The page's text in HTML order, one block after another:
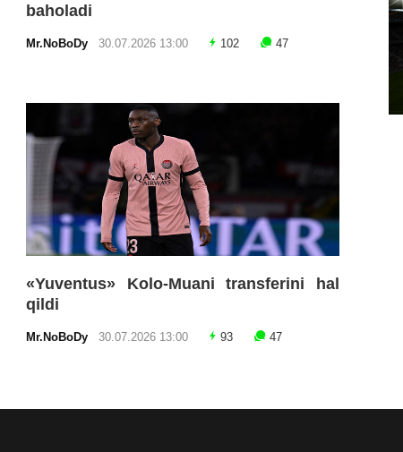
baholadi
Mr.NoBoDy 30.07.2026 13:00 102 47
«Yuventus» Kolo-Muani transferini hal
qildi
Mr.NoBoDy 30.07.2026 13:00 93 47